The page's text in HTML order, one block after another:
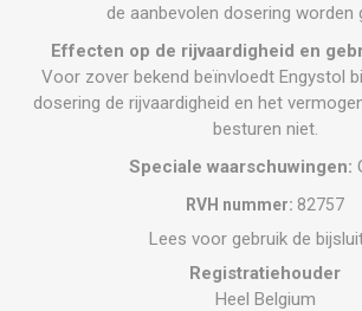
de aanbevolen dosering worden
Effecten op de rijvaardigheid en
Voor zover bekend beïnvloedt Engystol
dosering de rijvaardigheid en het
besturen niet.
Speciale waarschuwingen:
RVH nummer: 82757
Lees voor gebruik de
Registratiehouder
Heel Belgium